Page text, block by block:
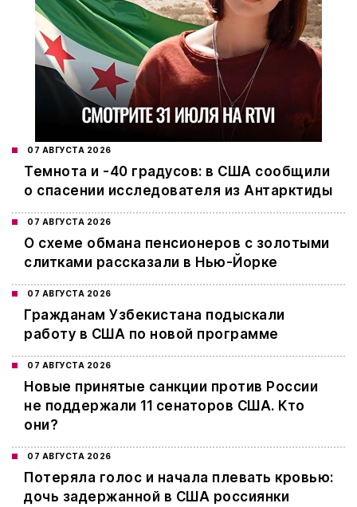
07 АВГУСТА 2026
Темнота и -40 градусов: в США сообщили
о спасении исследователя из Антарктиды
07 АВГУСТА 2026
О схеме обмана пенсионеров с золотыми
слитками рассказали в Нью-Йорке
07 АВГУСТА 2026
Гражданам Узбекистана подыскали
работу в США по новой программе
07 АВГУСТА 2026
Новые принятые санкции против России
не поддержали 11 сенаторов США. Кто
они?
07 АВГУСТА 2026
Потеряла голос и начала плевать кровью:
дочь задержанной в США россиянки